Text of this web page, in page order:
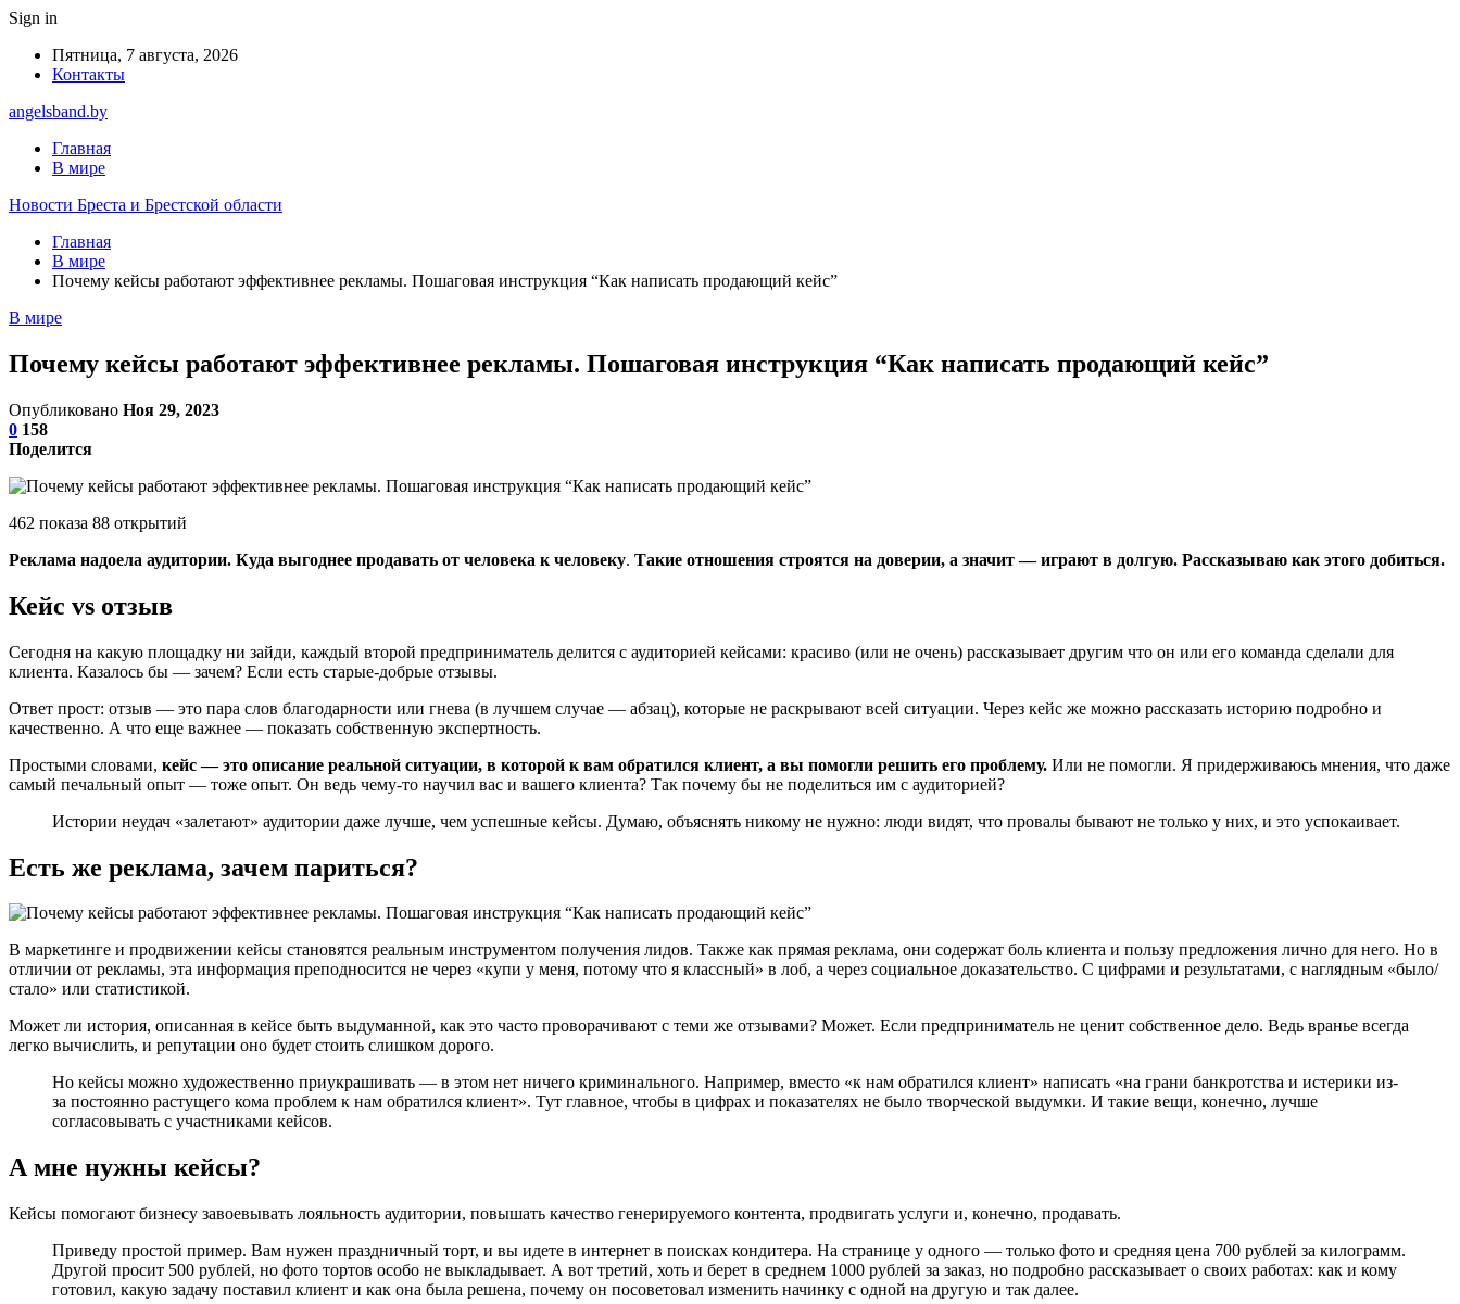
Sign in
Пятница, 7 августа, 2026
Контакты
angelsband.by
Главная
В мире
Новости Бреста и Брестской области
Главная
В мире
Почему кейсы работают эффективнее рекламы. Пошаговая инструкция “Как написать продающий кейс”
В мире
Почему кейсы работают эффективнее рекламы. Пошаговая инструкция “Как написать продающий кейс”
Опубликовано Ноя 29, 2023
0 158
Поделится
462 показа 88 открытий
Реклама надоела аудитории. Куда выгоднее продавать от человека к человеку. Такие отношения строятся на доверии, а значит ― играют в долгую. Рассказываю как этого добиться.
Кейс vs отзыв
Сегодня на какую площадку ни зайди, каждый второй предприниматель делится с аудиторией кейсами: красиво (или не очень) рассказывает другим что он или его команда сделали для
клиента. Казалось бы ― зачем? Если есть старые-добрые отзывы.
Ответ прост: отзыв ― это пара слов благодарности или гнева (в лучшем случае ― абзац), которые не раскрывают всей ситуации. Через кейс же можно рассказать историю подробно и
качественно. А что еще важнее ― показать собственную экспертность.
Простыми словами, кейс ― это описание реальной ситуации, в которой к вам обратился клиент, а вы помогли решить его проблему. Или не помогли. Я придерживаюсь мнения, что даже
самый печальный опыт ― тоже опыт. Он ведь чему-то научил вас и вашего клиента? Так почему бы не поделиться им с аудиторией?
Истории неудач «залетают» аудитории даже лучше, чем успешные кейсы. Думаю, объяснять никому не нужно: люди видят, что провалы бывают не только у них, и это успокаивает.
Есть же реклама, зачем париться?
В маркетинге и продвижении кейсы становятся реальным инструментом получения лидов. Также как прямая реклама, они содержат боль клиента и пользу предложения лично для него. Но в
отличии от рекламы, эта информация преподносится не через «купи у меня, потому что я классный» в лоб, а через социальное доказательство. С цифрами и результатами, с наглядным «было/
стало» или статистикой.
Может ли история, описанная в кейсе быть выдуманной, как это часто проворачивают с теми же отзывами? Может. Если предприниматель не ценит собственное дело. Ведь вранье всегда
легко вычислить, и репутации оно будет стоить слишком дорого.
Но кейсы можно художественно приукрашивать ― в этом нет ничего криминального. Например, вместо «к нам обратился клиент» написать «на грани банкротства и истерики из-
за постоянно растущего кома проблем к нам обратился клиент». Тут главное, чтобы в цифрах и показателях не было творческой выдумки. И такие вещи, конечно, лучше
согласовывать с участниками кейсов.
А мне нужны кейсы?
Кейсы помогают бизнесу завоевывать лояльность аудитории, повышать качество генерируемого контента, продвигать услуги и, конечно, продавать.
Приведу простой пример. Вам нужен праздничный торт, и вы идете в интернет в поисках кондитера. На странице у одного — только фото и средняя цена 700 рублей за килограмм.
Другой просит 500 рублей, но фото тортов особо не выкладывает. А вот третий, хоть и берет в среднем 1000 рублей за заказ, но подробно рассказывает о своих работах: как и кому
готовил, какую задачу поставил клиент и как она была решена, почему он посоветовал изменить начинку с одной на другую и так далее.